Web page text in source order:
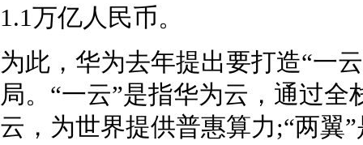
1.1万亿人民币。
为此，华为去年提出要打造“一
局。“一云”是指华为云，通过
云，为世界提供普惠算力;“两翼